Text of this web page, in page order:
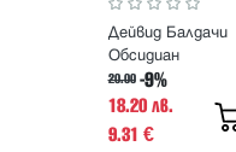
Дейвид Балдачи
Обсидиан
20.00 -9%
18.20 лв.
9.31 €